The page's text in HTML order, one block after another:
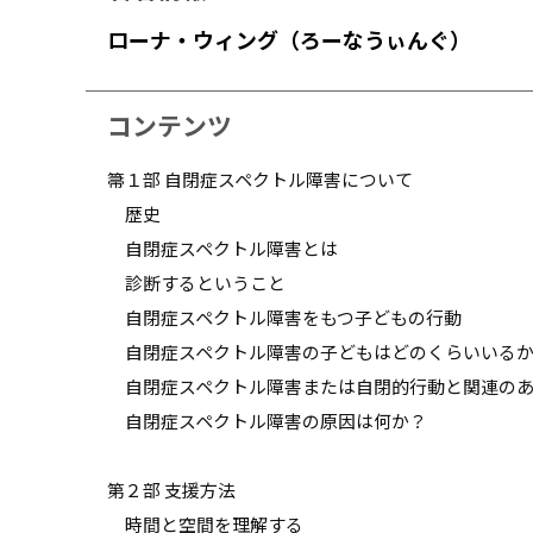
ローナ・ウィング（ろーなうぃんぐ）
コンテンツ
箒１部 自閉症スペクトル障害について
歴史
自閉症スペクトル障害とは
診断するということ
自閉症スペクトル障害をもつ子どもの行動
自閉症スペクトル障害の子どもはどのくらいいる
自閉症スペクトル障害または自閉的行動と関連の
自閉症スペクトル障害の原因は何か？
第２部 支援方法
時間と空間を理解する